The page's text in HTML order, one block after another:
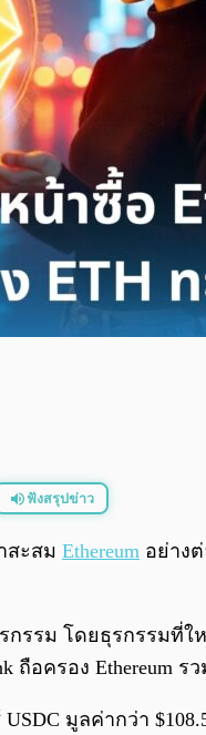
ฟังสรุปข่าว
สะสม Ethereum อย่าง
กรรม โดยธุรกรรมที่
อครอง Ethereum
มูลค่ากว่า